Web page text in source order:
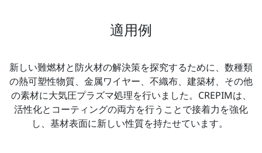
適用例
新しい難燃材と防火材の解決策を探究するために、数種類
の熱可塑性物質、金属ワイヤー、不織布、建築材、その他
の素材に大気圧プラズマ処理を行いました。CREPIMは、
活性化とコーティングの両方を行うことで接着力を強化
し、基材表面に新しい性質を持たせています。